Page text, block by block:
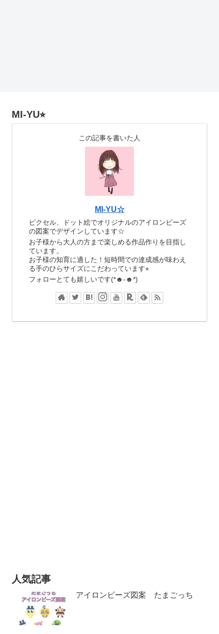
MI-YU⭐︎
この記事を書いた人
MI-YU☆
ピクセル、ドット絵でオリジナルのアイロンビーズ
の図案でデザインしています☆
お子様から大人の方まで楽しめる作品作りを目指し
ています。
お子様の知育に適した！短時間での達成感が味わえ
る手のひらサイズにこだわっています⭐︎
フォローとても嬉しいです(*☻-☻*)
人気記事
アイロンビーズ図案 たまごっち